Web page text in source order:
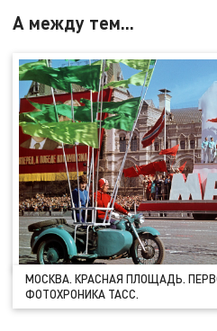
А между тем...
МОСКВА. КРАСНАЯ ПЛОЩАДЬ.
ФОТОХРОНИКА ТАСС.